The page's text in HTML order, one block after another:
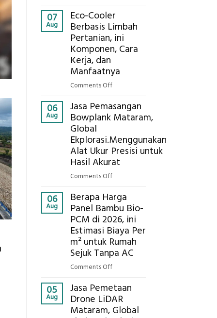
Sondir
Tanah
Mataram,
Digital
Eksplorasi
Pastikan
07
Aug
Eco-Cooler
Berbasis Limbah
Pertanian, ini
Komponen, Cara
Kerja, dan
Manfaatnya
Comments Offon
Cooler
Berbasis
Pertanian,
ini
Komponen,
Manfaatnya
06
Aug
Jasa Pemasangan
Bowplank Mataram,
Global
Ekplorasi.Menggunakan
Alat Ukur Presisi untuk
Hasil Akurat
Comments Offon
Pemasangan
Bowplank
Mataram,
Global
Ekplorasi.Menggunakan
Alat
untuk
Hasil
Akurat
06
Aug
Berapa Harga
Panel Bambu Bio-
PCM di 2026, ini
Estimasi Biaya Per
m² untuk Rumah
Sejuk Tanpa AC
Comments Offon
Harga
Panel
Bambu
05
Aug
Jasa Pemetaan
Drone LiDAR
Mataram, Global